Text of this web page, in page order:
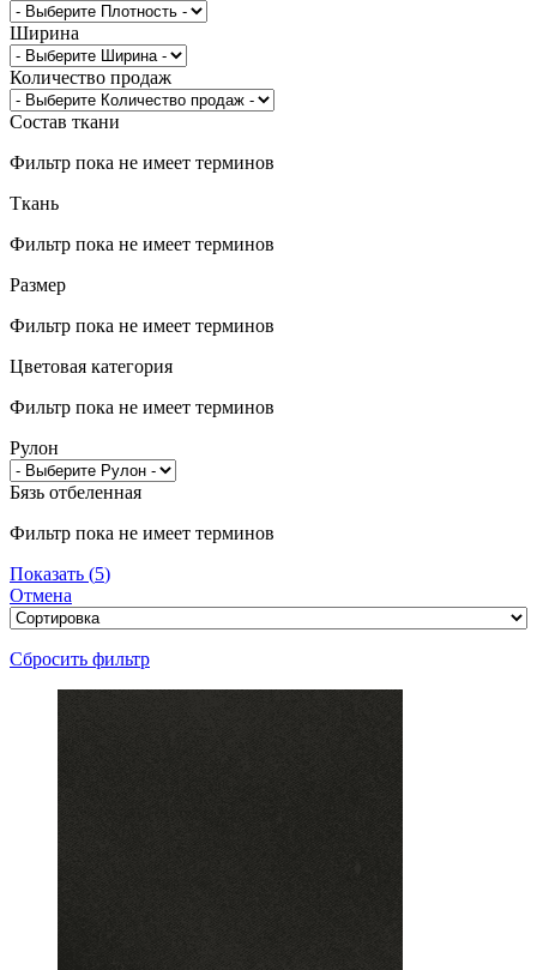
Ширина
Количество продаж
Состав ткани
Фильтр пока не имеет терминов
Ткань
Фильтр пока не имеет терминов
Размер
Фильтр пока не имеет терминов
Цветовая категория
Фильтр пока не имеет терминов
Рулон
Бязь отбеленная
Фильтр пока не имеет терминов
Показать (5)
Отмена
Сбросить фильтр